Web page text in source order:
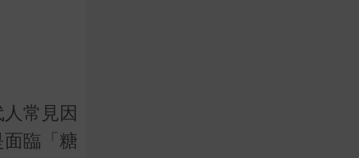
常見因
臨「糖